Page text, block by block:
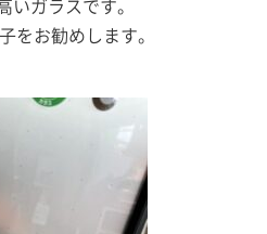
いガラスです。
をお勧めします。